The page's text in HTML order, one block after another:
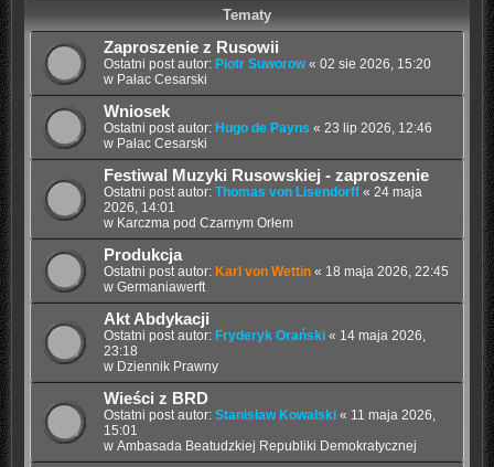
Tematy
Zaproszenie z Rusowii
Ostatni post autor: Piotr Suworow« 02 sie 2026, 15:20
w Pałac Cesarski
Wniosek
Ostatni post autor: Hugo de Payns « 23 lip 2026, 12:46
w Pałac Cesarski
Festiwal Muzyki Rusowskiej - zaproszenie
Ostatni post autor: Thomas von Lisendorff« 24 maja
2026, 14:01
w Karczma pod Czarnym Orłem
Produkcja
Ostatni post autor: Karl von Wettin« 18 maja 2026, 22:45
w Germaniawerft
Akt Abdykacji
Ostatni post autor: Fryderyk Orański« 14 maja 2026,
23:18
w Dziennik Prawny
Wieści z BRD
Ostatni post autor: Stanisław Kowalski« 11 maja 2026,
15:01
w Ambasada Beatudzkiej Republiki Demokratycznej